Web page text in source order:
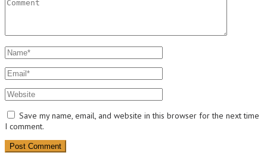
Save my name, email, and website in this browser for the next time
I comment.